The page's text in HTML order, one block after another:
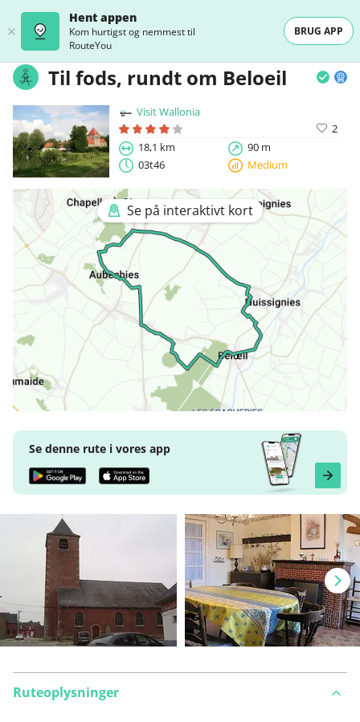
Hent appen
Kom hurtigst og nemmest til
RouteYou
BRUG APP
Til fods, rundt om Beloeil
Visit Wallonia
2
18,1 km
90 m
03t46
Medium
Se på interaktivt kort
Se denne rute i vores app
Ruteoplysninger